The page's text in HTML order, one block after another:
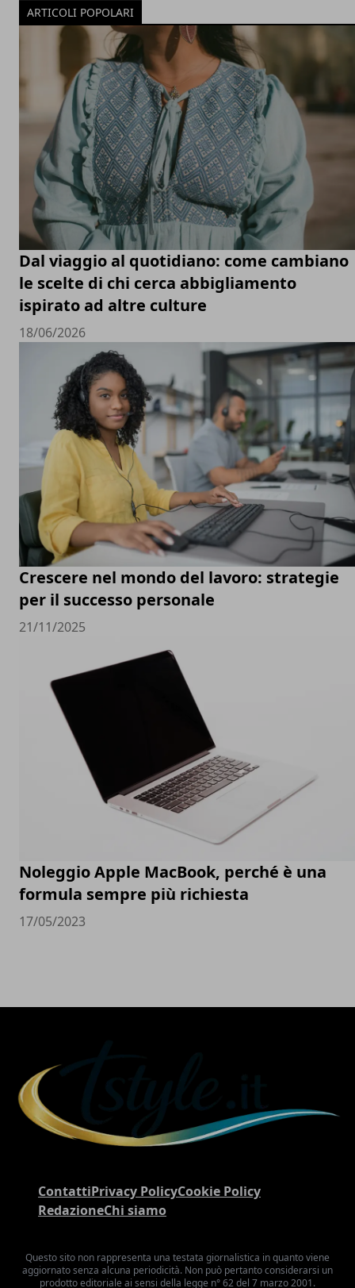
ARTICOLI POPOLARI
Dal viaggio al quotidiano: come cambiano
le scelte di chi cerca abbigliamento
ispirato ad altre culture
18/06/2026
Crescere nel mondo del lavoro: strategie
per il successo personale
21/11/2025
Noleggio Apple MacBook, perché è una
formula sempre più richiesta
17/05/2023
ContattiPrivacy PolicyCookie Policy
RedazioneChi siamo
Questo sito non rappresenta una testata giornalistica in quanto viene
aggiornato senza alcuna periodicità. Non può pertanto considerarsi un
prodotto editoriale ai sensi della legge n° 62 del 7 marzo 2001.